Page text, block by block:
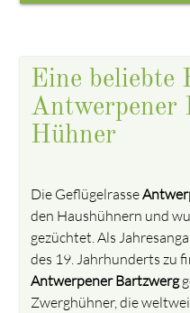
Eine beliebte
Antwerpener
Hühner
Die Geflügelrasse
den Haushühnern und
gezüchtet. Als
des 19. Jahrhunderts zu
Antwerpener Bartzwerg
Zwerghühner, die